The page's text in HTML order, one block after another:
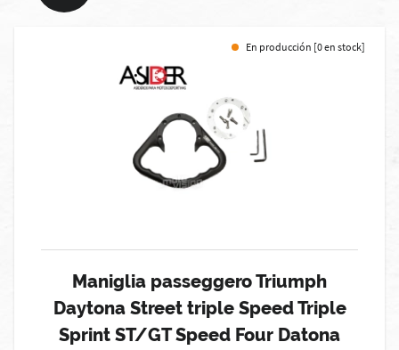
En producción [0 en stock]
Maniglia passeggero Triumph
Daytona Street triple Speed Triple
Sprint ST/GT Speed Four Datona